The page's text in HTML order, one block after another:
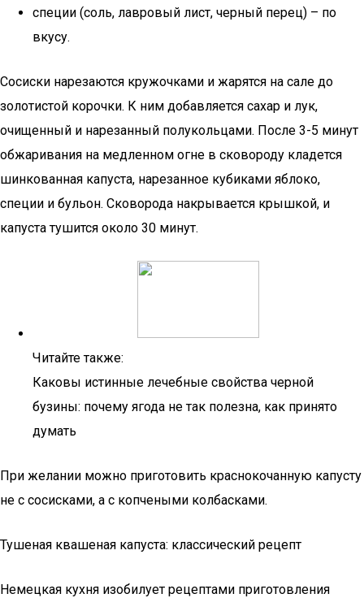
специи (соль, лавровый лист, черный перец) – по
вкусу.
Сосиски нарезаются кружочками и жарятся на сале до
золотистой корочки. К ним добавляется сахар и лук,
очищенный и нарезанный полукольцами. После 3-5 минут
обжаривания на медленном огне в сковороду кладется
шинкованная капуста, нарезанное кубиками яблоко,
специи и бульон. Сковорода накрывается крышкой, и
капуста тушится около 30 минут.
Читайте также:
Каковы истинные лечебные свойства черной
бузины: почему ягода не так полезна, как принято
думать
При желании можно приготовить краснокочанную капусту
не с сосисками, а с копчеными колбасками.
Тушеная квашеная капуста: классический рецепт
Немецкая кухня изобилует рецептами приготовления